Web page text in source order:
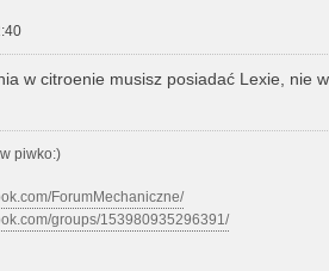
w citroenie musisz posiadać Lexie, nie
piwko:)
ForumMechaniczne/
groups/153980935296391/